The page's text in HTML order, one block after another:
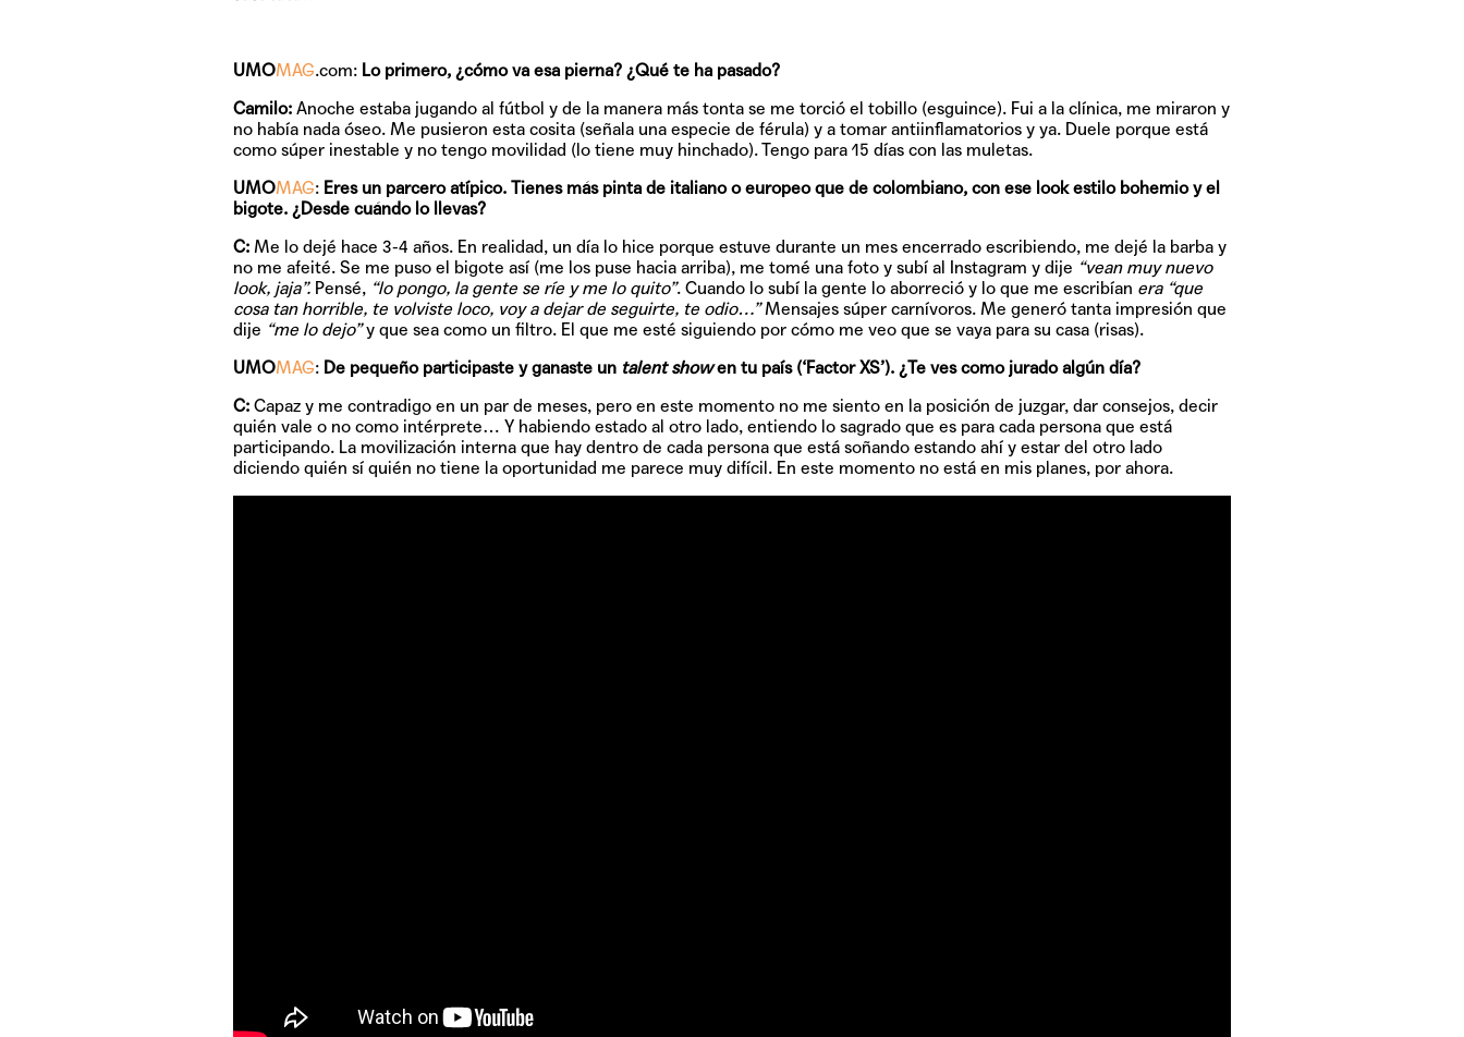
UMOMAG.com: Lo primero, ¿cómo va esa pierna? ¿Qué te ha pasado?
Camilo: Anoche estaba jugando al fútbol y de la manera más tonta se me torció el tobillo (esguince). Fui a la clínica, me miraron y
no había nada óseo. Me pusieron esta cosita (señala una especie de férula) y a tomar antiinflamatorios y ya. Duele porque está
como súper inestable y no tengo movilidad (lo tiene muy hinchado). Tengo para 15 días con las muletas.
UMOMAG: Eres un parcero atípico. Tienes más pinta de italiano o europeo que de colombiano, con ese look estilo bohemio y el
bigote. ¿Desde cuándo lo llevas?
C: Me lo dejé hace 3-4 años. En realidad, un día lo hice porque estuve durante un mes encerrado escribiendo, me dejé la barba y
no me afeité. Se me puso el bigote así (me los puse hacia arriba), me tomé una foto y subí al Instagram y dije “vean muy nuevo
look, jaja”. Pensé, “lo pongo, la gente se ríe y me lo quito”. Cuando lo subí la gente lo aborreció y lo que me escribían era “que
cosa tan horrible, te volviste loco, voy a dejar de seguirte, te odio…”Mensajes súper carnívoros. Me generó tanta impresión que
dije “me lo dejo”y que sea como un filtro. El que me esté siguiendo por cómo me veo que se vaya para su casa (risas).
UMOMAG: De pequeño participaste y ganaste un talent showen tu país (‘Factor XS’). ¿Te ves como jurado algún día?
C: Capaz y me contradigo en un par de meses, pero en este momento no me siento en la posición de juzgar, dar consejos, decir
quién vale o no como intérprete… Y habiendo estado al otro lado, entiendo lo sagrado que es para cada persona que está
participando. La movilización interna que hay dentro de cada persona que está soñando estando ahí y estar del otro lado
diciendo quién sí quién no tiene la oportunidad me parece muy difícil. En este momento no está en mis planes, por ahora.